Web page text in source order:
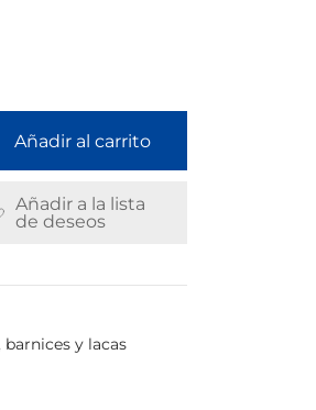
Añadir al carrito
Añadir a la lista
de deseos
barnices y lacas